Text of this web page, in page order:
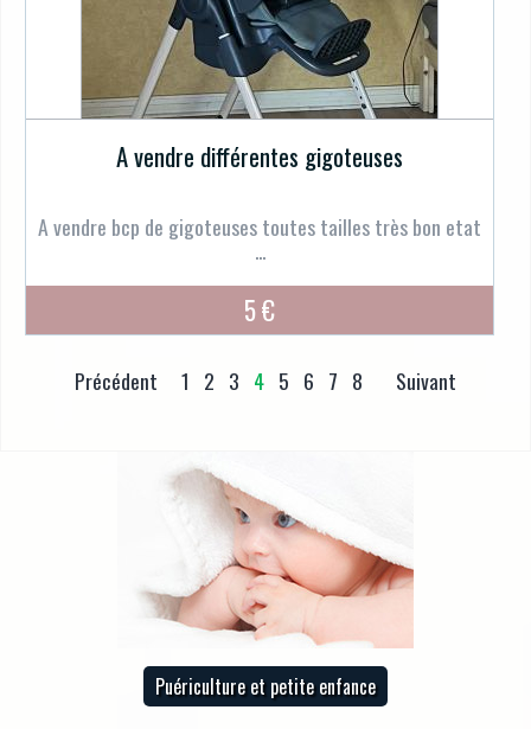
A vendre différentes gigoteuses
A vendre bcp de gigoteuses toutes tailles très bon etat
...
5 €
Précédent 1 2 3 4 5 6 7 8 Suivant
Puériculture et petite enfance